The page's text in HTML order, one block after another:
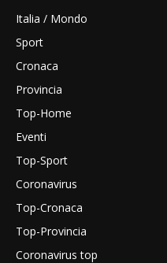
Italia / Mondo
Sport
Cronaca
Provincia
Top-Home
Eventi
Top-Sport
Coronavirus
Top-Cronaca
Top-Provincia
Coronavirus top